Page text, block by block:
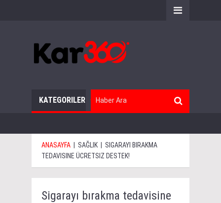
KATEGORILER
ANASAYFA | SAĞLIK | SIGARAYI BIRAKMA
TEDAVISINE ÜCRETSIZ DESTEK!
Sigarayı bırakma tedavisine